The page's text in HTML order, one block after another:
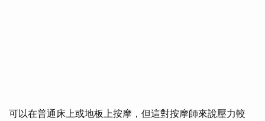
可以在普通床上或地板上按摩，但這對按摩師來說壓力較